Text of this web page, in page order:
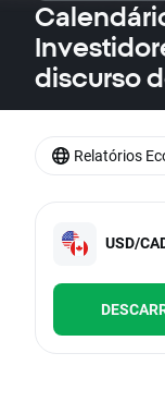
discurso
USD/
Relatórios